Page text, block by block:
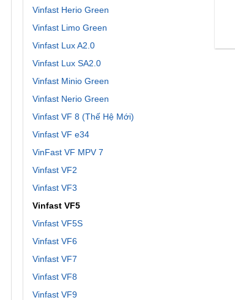
Vinfast Herio Green
Vinfast Limo Green
Vinfast Lux A2.0
Vinfast Lux SA2.0
Vinfast Minio Green
Vinfast Nerio Green
Vinfast VF 8 (Thế Hệ Mới)
Vinfast VF e34
VinFast VF MPV 7
Vinfast VF2
Vinfast VF3
Vinfast VF5
Vinfast VF5S
Vinfast VF6
Vinfast VF7
Vinfast VF8
Vinfast VF9